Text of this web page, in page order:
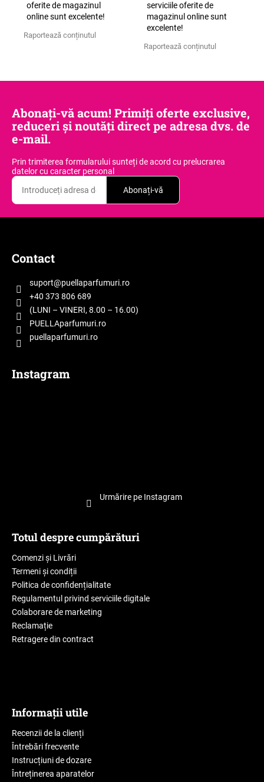
oferite de magazinul
online sunt excelente!
Raportează conținutul
serviciile oferite de
magazinul online sunt
excelente!
Raportează conținutul
Abonați-vă acum! Primiți oferte exclusive,
reduceri și noutăți direct pe adresa dvs. de
e-mail.
Prin trimiterea formularului sunteți de acord cu prelucrarea
datelor cu caracter personal
Abonați-vă
Contact
suport@puellaparfumuri.ro
+40 373 806 689
(LUNI – VINERI, 8.00 – 16.00)
PUELLAparfumuri.ro
puellaparfumuri.ro
Instagram
Urmărire pe Instagram
Totul despre cumpărături
Comenzi și Livrări
Termeni și condiții
Politica de confidențialitate
Regulamentul privind serviciile digitale
Colaborare de marketing
Reclamație
Retragere din contract
Informații utile
Recenzii de la clienți
Întrebări frecvente
Instrucțiuni de dozare
Întreținerea aparatelor